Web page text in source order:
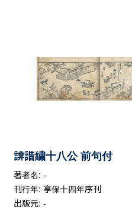
誹諧繍十八公 前句付
著者名: -
刊行年: 享保十四年序刊
出版元: -